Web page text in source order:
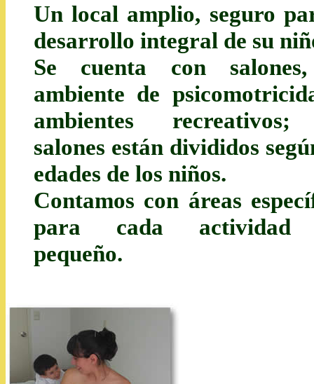
Un local amplio, seguro
desarrollo integral de su
Se cuenta con
ambiente de
ambientes
salones están divididos
edades de los niños.
Contamos con áreas
para cada actividad
pequeño.